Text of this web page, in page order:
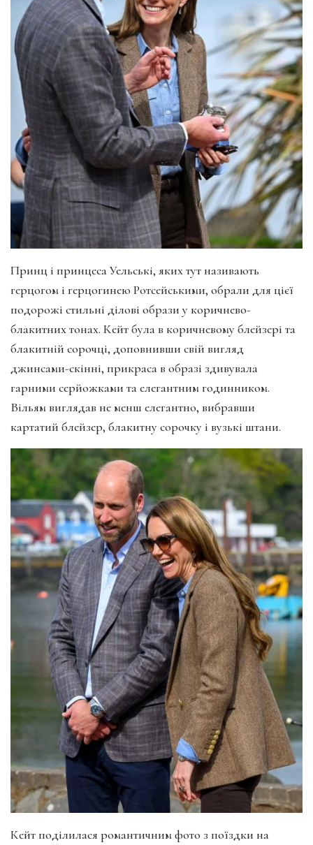
Принц і принцеса Уельські, яких тут називають
герцогом і герцогинею Ротсейськими, обрали для цієї
подорожі стильні ділові образи у коричнево-
блакитних тонах. Кейт була в коричневому блейзері та
блакитній сорочці, доповнивши свій вигляд
джинсами-скінні, прикраса в образі здивувала
гарними серйожками та елегантним годинником.
Вільям виглядав не менш елегантно, вибравши
картатий блейзер, блакитну сорочку і вузькі штани.
Кейт поділилася романтичним фото з поїздки на